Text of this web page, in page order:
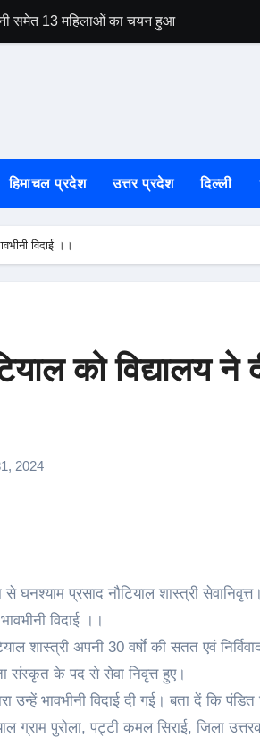
समेत 13 महिलाओं का चयन हुआ
हिमाचल प्रदेश उत्तर प्रदेश दिल्ली
विदाई ।।
को विद्यालय ने
2024
प्रसाद नौटियाल शास्त्री
विदाई ।।
शास्त्री अपनी 30 वर्षों की सतत एवं
संस्कृत के पद से सेवा निवृत्त हुए।
उन्हें भावभीनी विदाई दी गई। बता दें कि
ग्राम पुरोला, पट्टी कमल सिराई, जिला